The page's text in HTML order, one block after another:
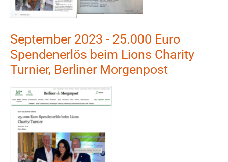
September 2023 - 25.000 Euro
Spendenerlös beim Lions Charity
Turnier, Berliner Morgenpost
Show larger version